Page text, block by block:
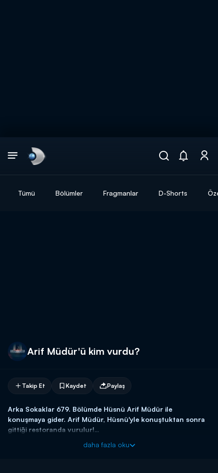
Tümü Bölümler Fragmanlar D-Shorts
Arif Müdür'ü kim vurdu?
Takip Et Kaydet Paylaş
Arka Sokaklar 679. Bölümde Hüsnü Arif Müdür ile
konuşmaya gider. Arif Müdür, Hüsnü'yle konuştuktan sonra
gittiği restoranda vurulur!
Arka Sokaklar aksiyon dolu bölümleriyle cuma akşamları saat
daha fazla oku